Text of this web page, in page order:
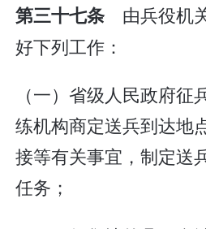
第三十七条 由兵役机
好下列工作：
（一）省级人民政府征
练机构商定送兵到达地
接等有关事宜，制定送
任务；